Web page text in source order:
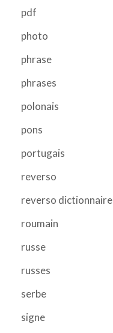
pdf
photo
phrase
phrases
polonais
pons
portugais
reverso
reverso dictionnaire
roumain
russe
russes
serbe
signe